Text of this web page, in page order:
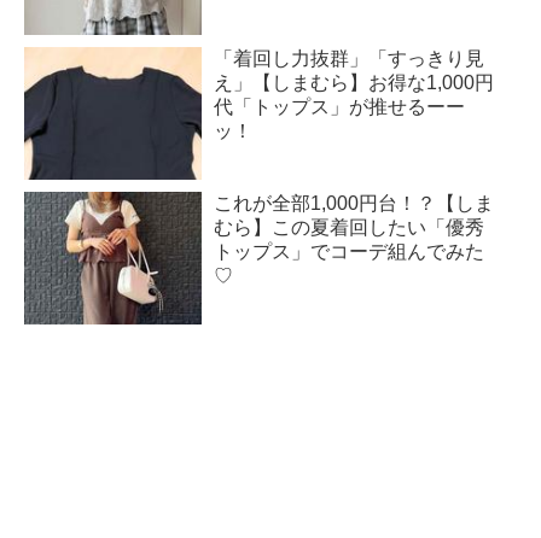
「着回し力抜群」「すっきり見
え」【しまむら】お得な1,000円
代「トップス」が推せるーー
ッ！
これが全部1,000円台！？【しま
むら】この夏着回したい「優秀
トップス」でコーデ組んでみた
♡